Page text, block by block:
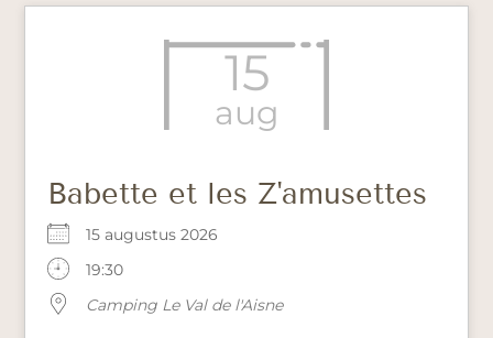
15
aug
Babette et les Z'amusettes
15 augustus 2026
19:30
Camping Le Val de l'Aisne